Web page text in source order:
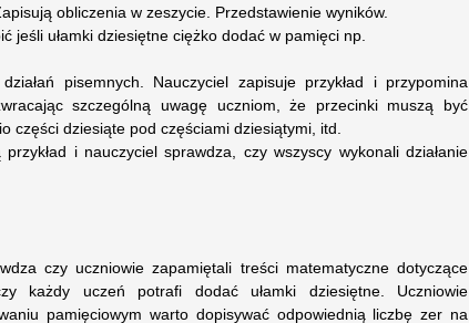
obliczenia w zeszycie. Przedstawienie wyników.
jeśli ułamki dziesiętne ciężko dodać w pamięci np.
pisemnych. Nauczyciel zapisuje przykład i przypomina
szczególną uwagę uczniom, że przecinki muszą być
części dziesiąte pod częściami dziesiątymi, itd.
i nauczyciel sprawdza, czy wszyscy wykonali działanie
czy uczniowie zapamiętali treści matematyczne dotyczące
każdy uczeń potrafi dodać ułamki dziesiętne. Uczniowie
pamięciowym warto dopisywać odpowiednią liczbę zer na